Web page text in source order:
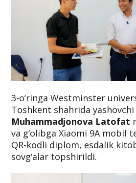
3-o‘ringa Westminster
Toshkent shahrida yashovchi
Muhammadjonova Latofat
va g‘olibga Xiaomi 9A mobil
QR-kodli diplom, esdalik
sovg‘alar topshirildi.